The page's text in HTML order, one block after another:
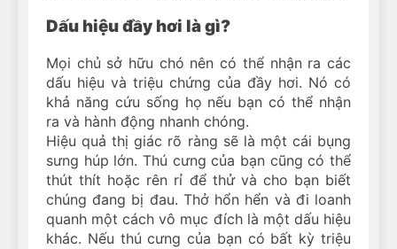
Dấu hiệu đầy hơi là gì?
Mọi chủ sở hữu chó nên có thể nhận ra các
dấu hiệu và triệu chứng của đầy hơi. Nó có
khả năng cứu sống họ nếu bạn có thể nhận
ra và hành động nhanh chóng.
Hiệu quả thị giác rõ ràng sẽ là một cái bụng
sưng húp lớn. Thú cưng của bạn cũng có thể
thút thít hoặc rên rỉ để thử và cho bạn biết
chúng đang bị đau. Thở hổn hển và đi loanh
quanh một cách vô mục đích là một dấu hiệu
khác. Nếu thú cưng của bạn có bất kỳ triệu